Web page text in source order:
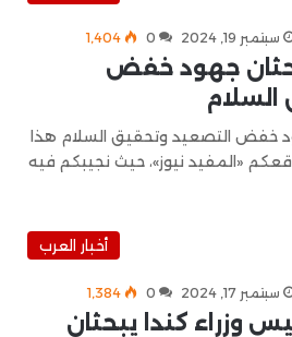
سبتمبر 19, 2024 0 1٬404
جهود خفض
السلام
خفض التصعيد وتحقيق السلام هذا
«المفيد نيوز»، حيث نجيبكم فيه
أخبار العرب
سبتمبر 17, 2024 0 1٬384
وزراء كندا يبحثان